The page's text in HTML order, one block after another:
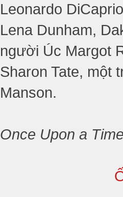
Leonardo
Lena Dunham,
người Úc Margot
Sharon Tate, một
Manson.
Once Upon a